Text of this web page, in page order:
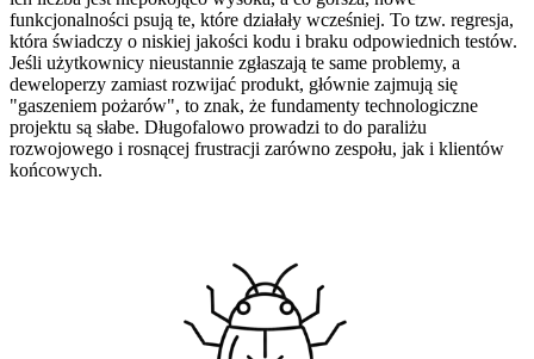
funkcjonalności psują te, które działały wcześniej. To tzw. regresja,
która świadczy o niskiej jakości kodu i braku odpowiednich testów.
Jeśli użytkownicy nieustannie zgłaszają te same problemy, a
deweloperzy zamiast rozwijać produkt, głównie zajmują się
"gaszeniem pożarów", to znak, że fundamenty technologiczne
projektu są słabe. Długofalowo prowadzi to do paraliżu
rozwojowego i rosnącej frustracji zarówno zespołu, jak i klientów
końcowych.